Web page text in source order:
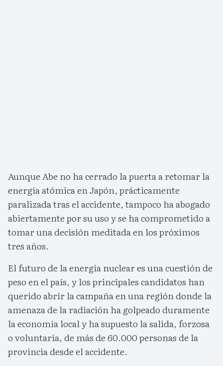
Aunque Abe no ha cerrado la puerta a retomar la
energía atómica en Japón, prácticamente
paralizada tras el accidente, tampoco ha abogado
abiertamente por su uso y se ha comprometido a
tomar una decisión meditada en los próximos
tres años.
El futuro de la energía nuclear es una cuestión de
peso en el país, y los principales candidatos han
querido abrir la campaña en una región donde la
amenaza de la radiación ha golpeado duramente
la economía local y ha supuesto la salida, forzosa
o voluntaria, de más de 60.000 personas de la
provincia desde el accidente.